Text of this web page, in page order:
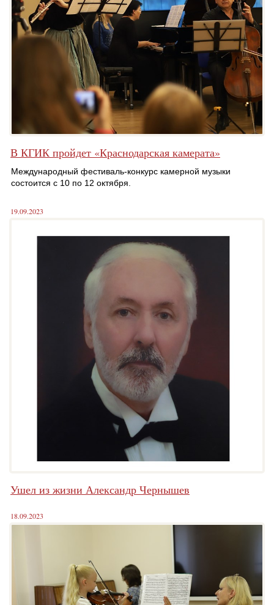
В КГИК пройдет «Краснодарская камерата»
Международный фестиваль-конкурс камерной музыки
состоится с 10 по 12 октября.
19.09.2023
Ушел из жизни Александр Чернышев
18.09.2023